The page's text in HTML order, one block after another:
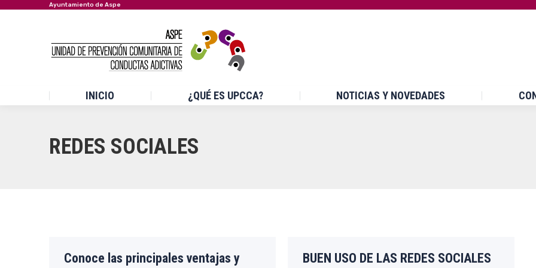
Ayuntamiento de Aspe
INICIO ¿QUÉ ES UPCCA? NOTICIAS Y NOVEDADES
REDES SOCIALES
Conoce las principales ventajas y
BUEN USO DE LAS REDES SOCIALES